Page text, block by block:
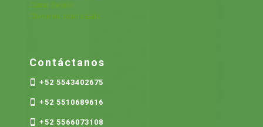
Cerrar Sesión
Olvide mi contraseña
Contáctanos
+52 5543402675
+52 5510689616
+52 5566073108